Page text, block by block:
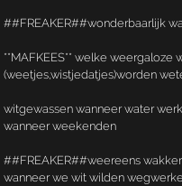
##FREAKER##wonderbaarlijk
**MAFKEES** welke
(weetjes,wistjedatjes)worden
witgewassen wanneer water
wanneer weekenden
##FREAKER##weereens
wanneer we wit wilden